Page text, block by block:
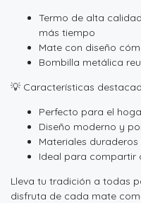
Termo de alta
más tiempo
Mate con diseño
Bombilla metálica
💡 Características
Perfecto para el
Diseño moderno y
Materiales
Ideal para compartir
Lleva tu tradición a todas
disfruta de cada mate